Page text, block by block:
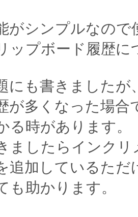
がシンプルなので
ップボード履歴に
にも書きましたが
が多くなった場合
る時があります。
ましたらインク
追加しているただ
も助かります。